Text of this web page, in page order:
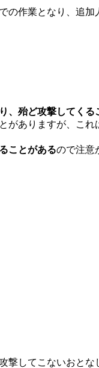
作業となり、追加
、殆ど攻撃してくる
がありますが、こ
ことがあるので注意
撃してこないおとな